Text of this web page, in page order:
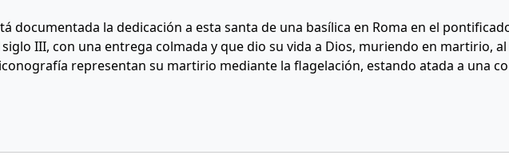
documentada la dedicación a esta santa de una basílica en Roma en el
III, con una entrega colmada y que dio su vida a Dios, muriendo en martirio,
representan su martirio mediante la flagelación, estando atada a una